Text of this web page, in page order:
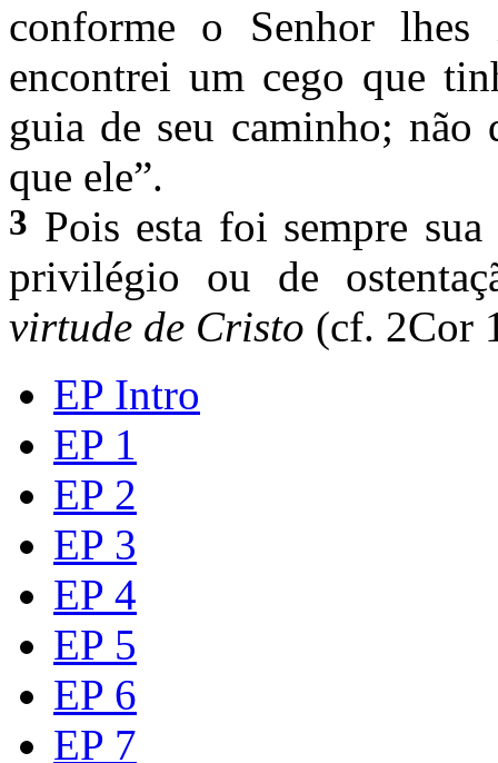
conforme o Senhor
encontrei um cego que
guia de seu caminho; não
que ele”.
3 Pois esta foi sempre
privilégio ou de
virtude de Cristo (cf. 2Cor
EP Intro
EP 1
EP 2
EP 3
EP 4
EP 5
EP 6
EP 7